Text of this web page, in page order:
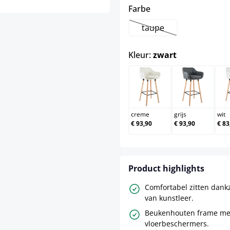
Farbeselect
taupe(Deze optie is
Kleur:zwartselect
creme
creme
€ 93,90
grijs
grijs
€ 93,90
wit
€
Product highlights
Comfortabel zitten
van kunstleer.
Beukenhouten frame
vloerbeschermers.